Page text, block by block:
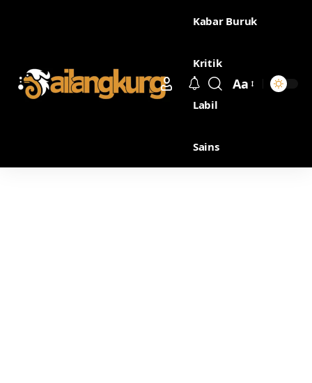
Kabar Buruk
Kritik
Labil
Sains
Aa